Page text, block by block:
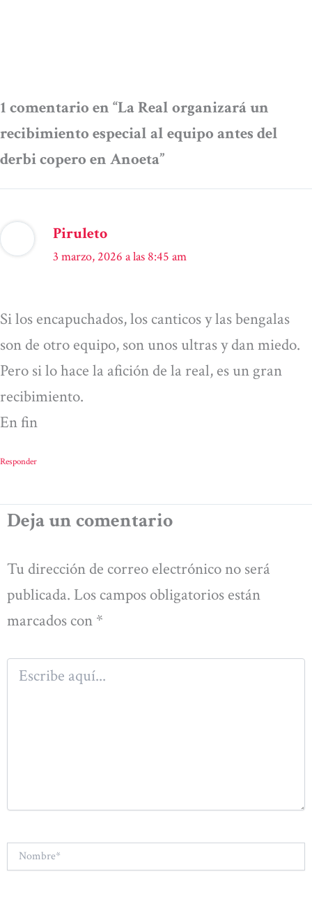
1 comentario en “La Real organizará un
recibimiento especial al equipo antes del
derbi copero en Anoeta”
Piruleto
3 marzo, 2026 a las 8:45 am
Si los encapuchados, los canticos y las bengalas
son de otro equipo, son unos ultras y dan miedo.
Pero si lo hace la afición de la real, es un gran
recibimiento.
En fin
Responder
Deja un comentario
Tu dirección de correo electrónico no será
publicada. Los campos obligatorios están
marcados con *
Escribe
aquí...
Nombre*